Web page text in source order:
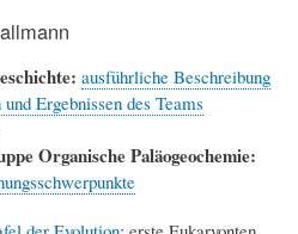
ausführliche Beschreibung
Ergebnissen des Teams
Organische Paläogeochemie: